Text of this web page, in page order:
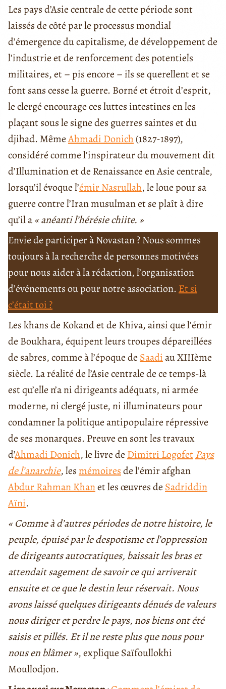
Les pays d’Asie centrale de cette période sont
laissés de côté par le processus mondial
d’émergence du capitalisme, de développement de
l’industrie et de renforcement des potentiels
militaires, et – pis encore – ils se querellent et se
font sans cesse la guerre. Borné et étroit d’esprit,
le clergé encourage ces luttes intestines en les
plaçant sous le signe des guerres saintes et du
djihad. MêmeAhmadi Donich (1827-1897),
considéré comme l’inspirateur du mouvement dit
d’Illumination et de Renaissance en Asie centrale,
lorsqu’il évoque l’émir Nasrullah, le loue pour sa
guerre contre l’Iran musulman et se plaît à dire
qu’il a« anéanti l’hérésie chiite. »
Envie de participer à Novastan ? Nous sommes
toujours à la recherche de personnes motivées
pour nous aider à la rédaction, l’organisation
d’événements ou pour notre association. Et si
c’était toi ?
Les khans de Kokand et de Khiva, ainsi que l’émir
de Boukhara, équipent leurs troupes dépareillées
de sabres, comme à l’époque de Saadiau XIIIème
siècle. La réalité de l’Asie centrale de ce temps-là
est qu’elle n’a ni dirigeants adéquats, ni armée
moderne, ni clergé juste, ni illuminateurs pour
condamner la politique antipopulaire répressive
de ses monarques. Preuve en sont les travaux
d’Ahmadi Donich, le livre de Dimitri LogofetPays
de l’anarchie, lesmémoiresde l’émir afghan
Abdur Rahman Khanet les œuvres de Sadriddin
Aïni.
« Comme à d’autres périodes de notre histoire, le
peuple, épuisé par le despotisme et l’oppression
de dirigeants autocratiques, baissait les bras et
attendait sagement de savoir ce qui arriverait
ensuite et ce que le destin leur réservait. Nous
avons laissé quelques dirigeants dénués de valeurs
nous diriger et perdre le pays, nos biens ont été
saisis et pillés. Et il ne reste plus que nous pour
nous en blâmer », explique Saïfoullokhi
Moullodjon.